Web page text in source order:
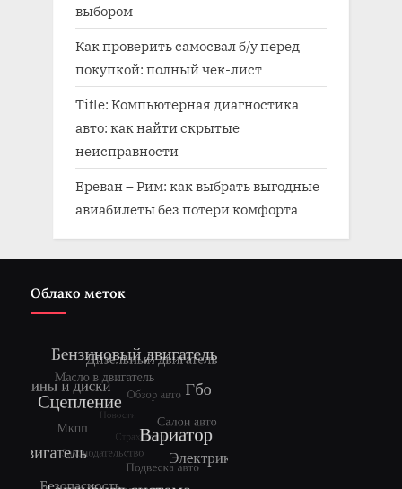
выбором
Как проверить самосвал б/у перед
покупкой: полный чек-лист
Title: Компьютерная диагностика
авто: как найти скрытые
неисправности
Ереван – Рим: как выбрать выгодные
авиабилеты без потери комфорта
Облако меток